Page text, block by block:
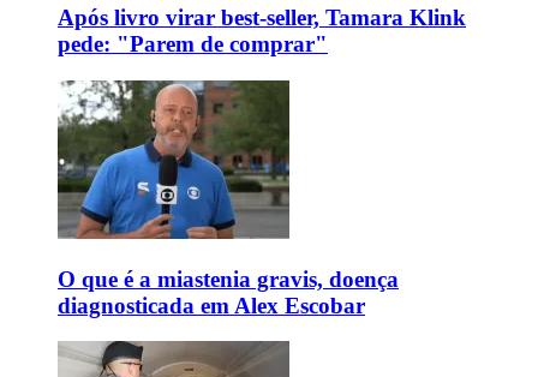
Após livro virar best-seller, Tamara Klink
pede: "Parem de comprar"
O que é a miastenia gravis, doença
diagnosticada em Alex Escobar